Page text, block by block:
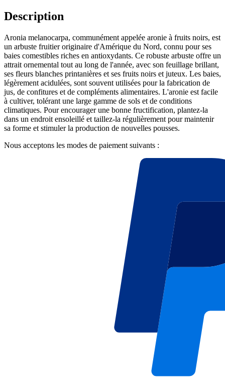
Description
Aronia melanocarpa, communément appelée aronie à fruits noirs, est
un arbuste fruitier originaire d'Amérique du Nord, connu pour ses
baies comestibles riches en antioxydants. Ce robuste arbuste offre un
attrait ornemental tout au long de l'année, avec son feuillage brillant,
ses fleurs blanches printanières et ses fruits noirs et juteux. Les baies,
légèrement acidulées, sont souvent utilisées pour la fabrication de
jus, de confitures et de compléments alimentaires. L'aronie est facile
à cultiver, tolérant une large gamme de sols et de conditions
climatiques. Pour encourager une bonne fructification, plantez-la
dans un endroit ensoleillé et taillez-la régulièrement pour maintenir
sa forme et stimuler la production de nouvelles pousses.
Nous acceptons les modes de paiement suivants :